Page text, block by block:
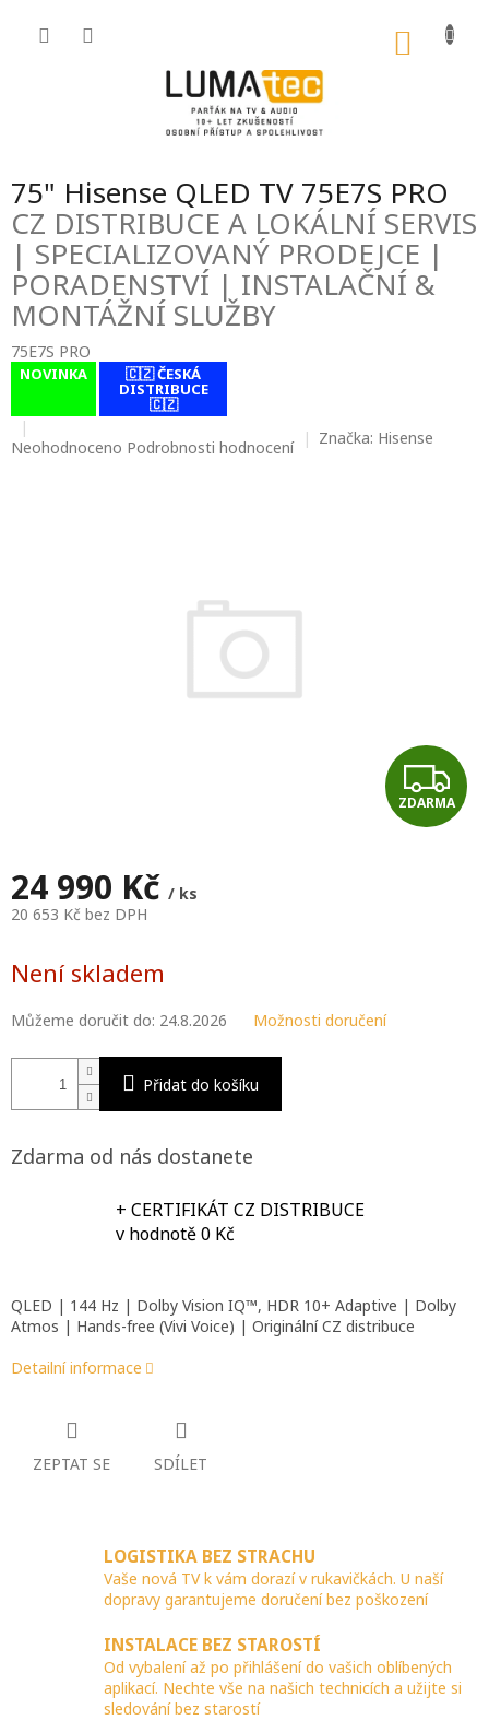
75" Hisense QLED TV 75E7S PRO
CZ DISTRIBUCE A LOKÁLNÍ SERVIS
| SPECIALIZOVANÝ PRODEJCE |
PORADENSTVÍ | INSTALAČNÍ &
MONTÁŽNÍ SLUŽBY
75E7S PRO
NOVINKA 🇨🇿 ČESKÁ
DISTRIBUCE
🇨🇿
Průměrné
Neohodnoceno Podrobnosti hodnocení Značka: Hisense
Z
D
ZDARMA
24 990 Kč / ks
20 653 Kč bez DPH
cena:
Není skladem
Můžeme doručit do: 24.8.2026 Možnosti doručení
Přidat do košíku
Zdarma od nás dostanete
+ CERTIFIKÁT CZ DISTRIBUCE
v hodnotě 0 Kč
QLED | 144 Hz | Dolby Vision IQ™, HDR 10+ Adaptive | Dolby
Atmos | Hands-free (Vivi Voice) | Originální CZ distribuce
Detailní informace
ZEPTAT SE SDÍLET
LOGISTIKA BEZ STRACHU
Vaše nová TV k vám dorazí v rukavičkách. U naší
dopravy garantujeme doručení bez poškození
INSTALACE BEZ STAROSTÍ
Od vybalení až po přihlášení do vašich oblíbených
aplikací. Nechte vše na našich technicích a užijte si
sledování bez starostí